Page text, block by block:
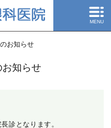
MENU
お知らせ
お知らせ
診となります。